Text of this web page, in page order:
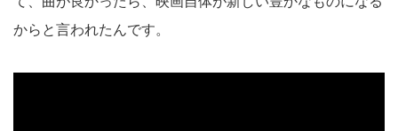
からと言われたんです。